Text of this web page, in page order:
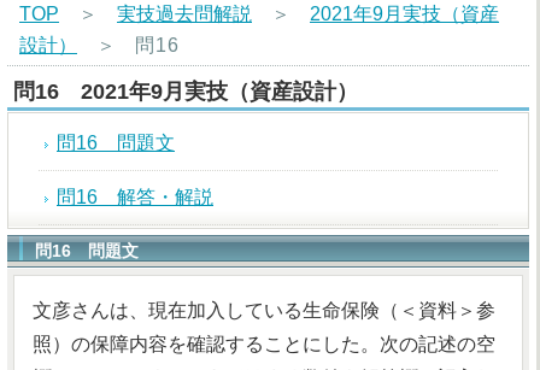
TOP ＞ 実技過去問解説 ＞ 2021年9月実技（資産
設計）
＞ 問16
問16 2021年9月実技（資産設計）
問16 問題文
問16 解答・解説
問16 問題文
文彦さんは、現在加入している生命保険（＜資料＞参
照）の保障内容を確認することにした。次の記述の空